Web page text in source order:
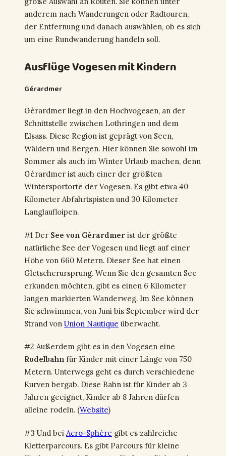
anderem nach Wanderungen oder Radtouren,
der Entfernung und danach auswählen, ob es sich
um eine Rundwanderung handeln soll.
Ausflüge Vogesen mit Kindern
Gérardmer
Gérardmer liegt in den Hochvogesen, an der
Schnittstelle zwischen Lothringen und dem
Elsass. Diese Region ist geprägt von Seen,
Wäldern und Bergen. Hier können Sie sowohl im
Sommer als auch im Winter Urlaub machen, denn
Gérardmer ist auch einer der größten
Wintersportorte der Vogesen. Es gibt etwa 40
Kilometer Abfahrtspisten und 30 Kilometer
Langlaufloipen.
#1 Der See von Gérardmer ist der größte
natürliche See der Vogesen und liegt auf einer
Höhe von 660 Metern. Dieser See hat einen
Gletscherursprung. Wenn Sie den gesamten See
erkunden möchten, gibt es einen 6 Kilometer
langen markierten Wanderweg. Im See können
Sie schwimmen, von Juni bis September wird der
Strand von Union Nautique überwacht.
#2 Außerdem gibt es in den Vogesen eine
Rodelbahn für Kinder mit einer Länge von 750
Metern. Unterwegs geht es durch verschiedene
Kurven bergab. Diese Bahn ist für Kinder ab 3
Jahren geeignet, Kinder ab 8 Jahren dürfen
alleine rodeln. (Website)
#3 Und bei Acro-Sphère gibt es zahlreiche
Kletterparcours. Es gibt Parcours für kleine